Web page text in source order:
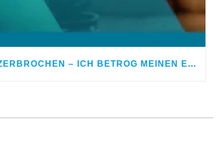
VERTRAUEN ZERBROCHEN – ICH BETROG MEINEN EHEPARTNER